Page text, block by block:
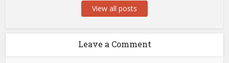
View all posts
Leave a Comment